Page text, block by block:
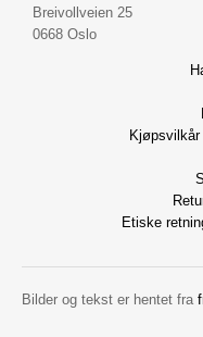
Breivollveien 25
0668 Oslo
Etiske
Bilder og tekst er hentet fra